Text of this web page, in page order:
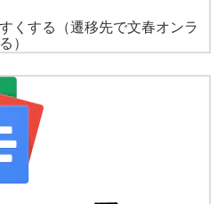
くする
（遷移先で文春オンラ
）